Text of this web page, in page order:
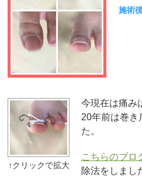
施術
今現在は痛み
20年前は巻き
た。
こちらのブロ
除法をしまし